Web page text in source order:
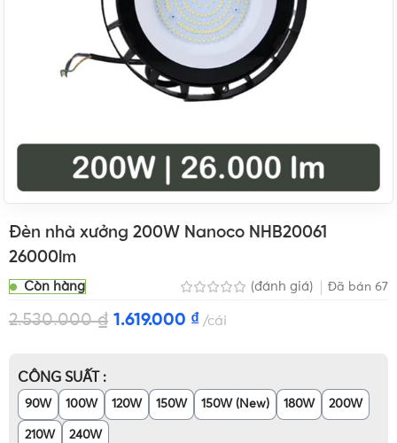
Đèn nhà xưởng 200W Nanoco NHB20061
26000lm
Còn hàng (đánh giá) Đã bán 67
2.530.000₫ 1.619.000 ₫ cái
CÔNG SUẤT
90W 100W 120W 150W 150W (New) 180W 200W
210W 240W